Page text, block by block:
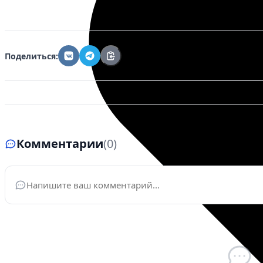
Поделиться:
Комментарии(0)
Ваше имя*